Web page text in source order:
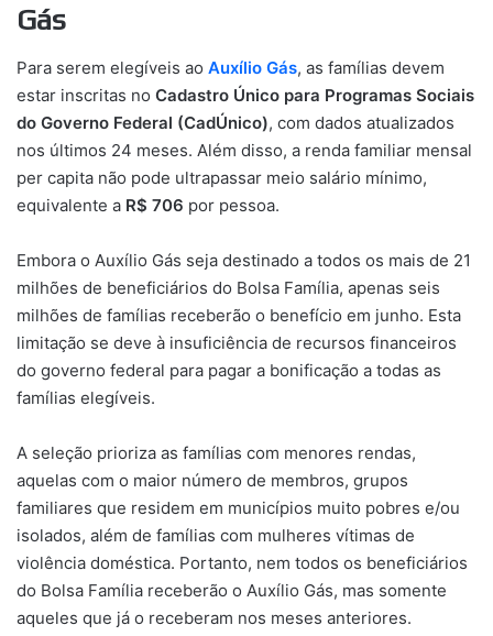
Gás
Para serem elegíveis ao Auxílio Gás, as famílias devem
estar inscritas no Cadastro Único para Programas Sociais
do Governo Federal (CadÚnico), com dados atualizados
nos últimos 24 meses. Além disso, a renda familiar mensal
per capita não pode ultrapassar meio salário mínimo,
equivalente a R$ 706 por pessoa.
Embora o Auxílio Gás seja destinado a todos os mais de 21
milhões de beneficiários do Bolsa Família, apenas seis
milhões de famílias receberão o benefício em junho. Esta
limitação se deve à insuficiência de recursos financeiros
do governo federal para pagar a bonificação a todas as
famílias elegíveis.
A seleção prioriza as famílias com menores rendas,
aquelas com o maior número de membros, grupos
familiares que residem em municípios muito pobres e/ou
isolados, além de famílias com mulheres vítimas de
violência doméstica. Portanto, nem todos os beneficiários
do Bolsa Família receberão o Auxílio Gás, mas somente
aqueles que já o receberam nos meses anteriores.